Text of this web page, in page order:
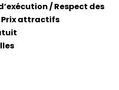
/ Respect des
Prix attractifs